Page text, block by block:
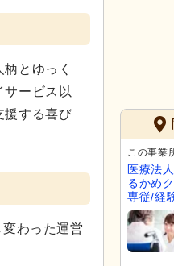
とゆっく
ービス以
援する喜び
わった運営
この事業
医療法
るかめ
専従/経